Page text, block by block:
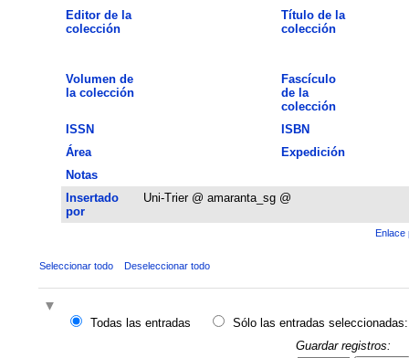
Editor de la
colección
Título de la
colección
Volumen de
la colección
Fascículo
de la
colección
ISSN
ISBN
Área
Expedición
Notas
Insertado
por
Uni-Trier @ amaranta_sg @
Enlace
Seleccionar todo Deseleccionar todo
Todas las entradas
Sólo las entradas seleccionadas:
Guardar registros: